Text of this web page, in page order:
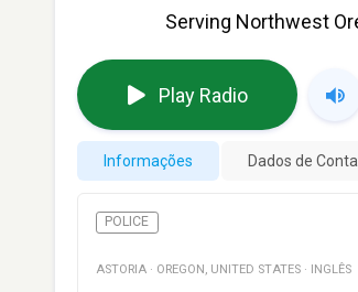
Serving Northwest
Play Radio
Informações Dados de
POLICE
ASTORIA · OREGON , UNITED STATES · INGLÊS